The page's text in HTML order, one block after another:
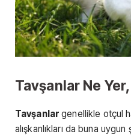
Tavşanlar Ne
Tavşanlar genellikle otçul
alışkanlıkları da buna